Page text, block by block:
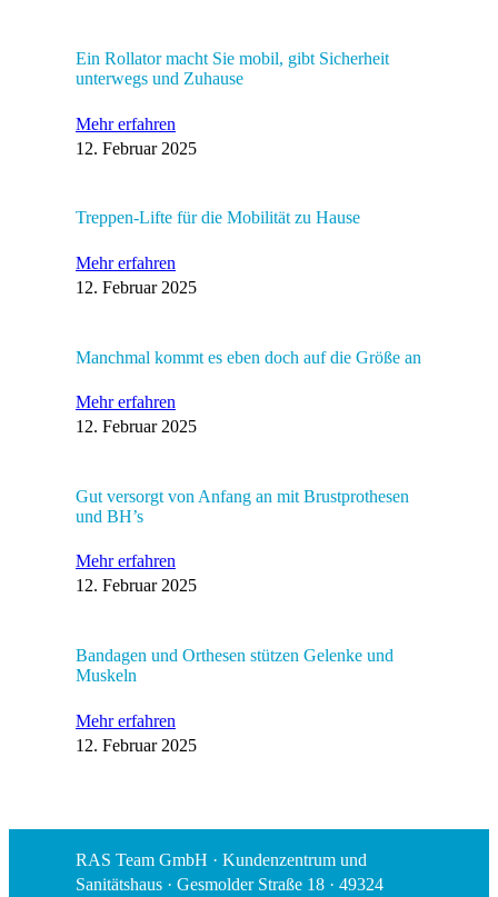
Ein Rollator macht Sie mobil, gibt Sicherheit
unterwegs und Zuhause
Mehr erfahren
12. Februar 2025
Treppen-Lifte für die Mobilität zu Hause
Mehr erfahren
12. Februar 2025
Manchmal kommt es eben doch auf die Größe an
Mehr erfahren
12. Februar 2025
Gut versorgt von Anfang an mit Brustprothesen
und BH’s
Mehr erfahren
12. Februar 2025
Bandagen und Orthesen stützen Gelenke und
Muskeln
Mehr erfahren
12. Februar 2025
RAS Team GmbH · Kundenzentrum und
Sanitätshaus · Gesmolder Straße 18 · 49324